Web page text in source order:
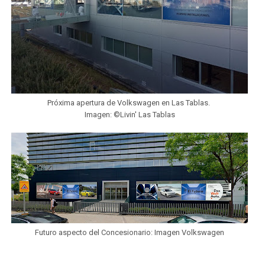
Próxima apertura de Volkswagen en Las Tablas.
Imagen: ©Livin' Las Tablas
Futuro aspecto del Concesionario: Imagen Volkswagen